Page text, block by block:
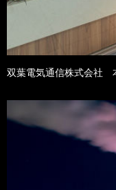
双葉電気通信株式会社